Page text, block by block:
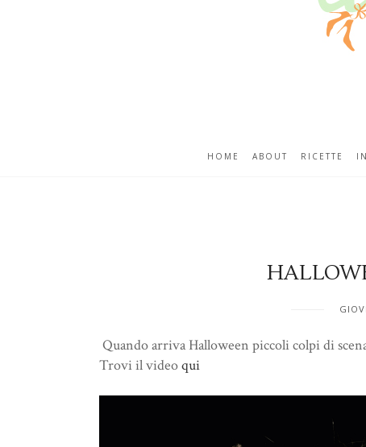
HOME ABOUT RICETTE
Quando arriva Halloween piccoli colpi di
Trovi il videoqui